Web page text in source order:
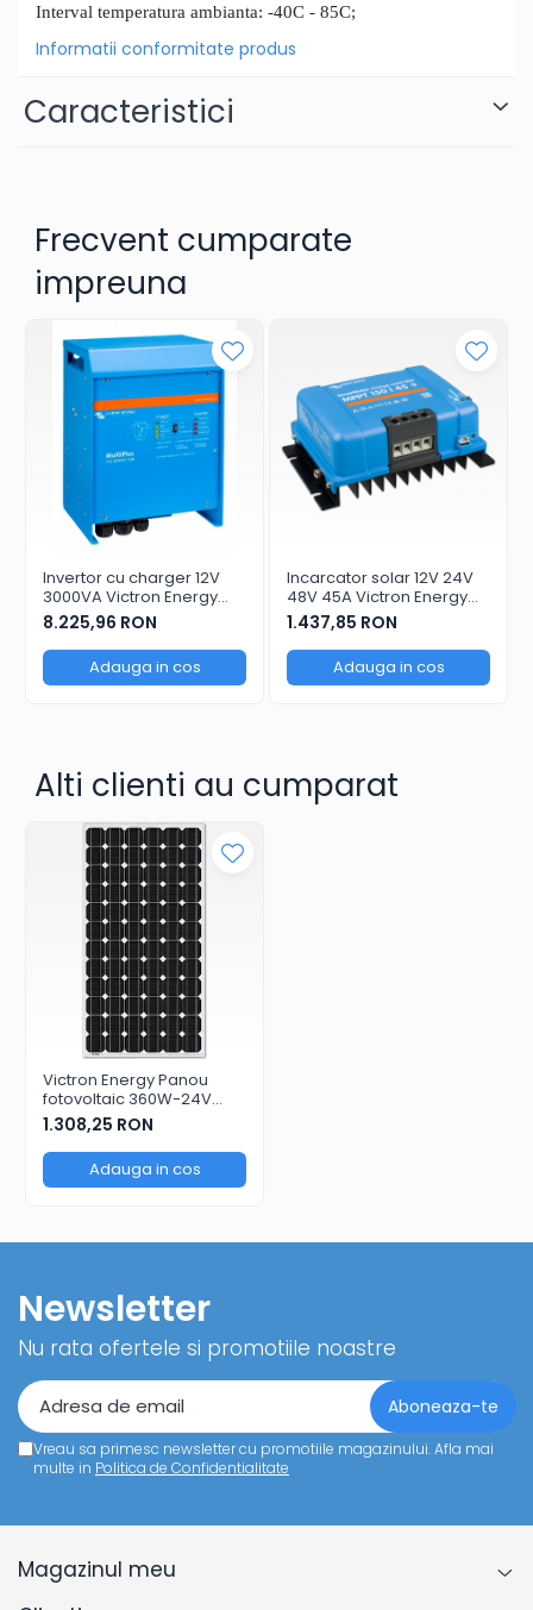
Interval temperatura ambianta: -40C - 85C;
Informatii conformitate produs
Caracteristici
Frecvent cumparate
impreuna
Invertor cu charger 12V
3000VA Victron Energy
MultiPlus 12/3000/120-16
8.225,96 RON
Adauga in cos
Incarcator solar 12V 24V
48V 45A Victron Energy
SmartSolar MPPT 150/45
1.437,85 RON
Adauga in cos
Alti clienti au cumparat
Victron Energy Panou
fotovoltaic 360W-24V
monocristalin Solar Panel
360W-24V Mono
1.308,25 RON
Adauga in cos
Newsletter
Nu rata ofertele si promotiile noastre
Vreau sa primesc newsletter cu promotiile magazinului. Afla mai
multe in Politica de Confidentialitate
Magazinul meu